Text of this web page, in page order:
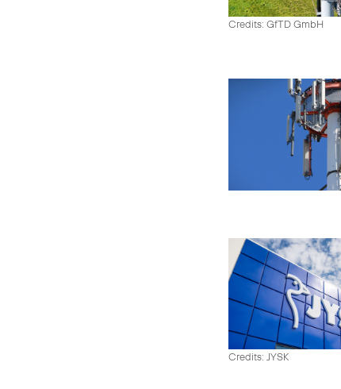
Credits: GfTD GmbH
Credits: JYSK